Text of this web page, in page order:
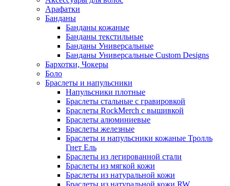
Арафатки
Банданы
Банданы кожаные
Банданы текстильные
Банданы Универсальные
Банданы Универсальные Custom Designs
Бархотки, Чокеры
Боло
Браслеты и напульсники
Напульсники плотные
Браслеты стальные с гравировкой
Браслеты RockMerch с вышивкой
Браслеты алюминиевые
Браслеты железные
Браслеты и напульсники кожаные Тролль
Гнет Ель
Браслеты из легированной стали
Браслеты из мягкой кожи
Браслеты из натуральной кожи
Браслеты из натуральной кожи RW